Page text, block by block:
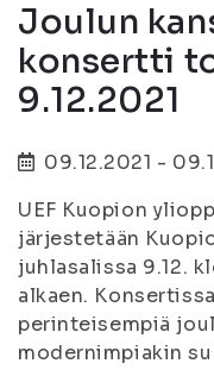
Joulun
konsertti
9.12.2021
09.12.2021 -
UEF Kuopion
järjestetään
juhlasalissa 9.12.
alkaen.
perinteisempiä
modernimpiakin